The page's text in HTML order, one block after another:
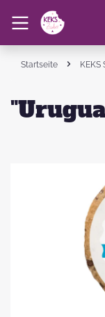
Startseite KEKS